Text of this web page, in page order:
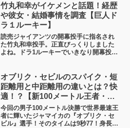
が公式記録にならないのでしょうか？こ
の清水空跳選手の記録についてと、お名
前の由来について調べてみました。
竹丸和幸がイケメンと話題！経歴
や彼女・結婚事情を調査【巨人ド
ラ１ルーキー】
読売ジャイアンツの開幕投手に指名され
た竹丸和幸投手。正直びっくりしました
よね。ドラ1ルーキーでいきなり開幕投
和幸投手について、経歴やイケメンだけ
ど恋愛事情はどうなの？について、ちょ
っと人間味を感じる目線で深掘りしてい
きます。
オブリク・セビルのスパイク・短
距離用と中距離用の違いとは？快
適！？【新100メートル王者・世
界陸上2025】
今回の男子100メートル決勝で世界最速王
者に輝いたジャマイカの『オブリク・セ
ビル』選手！そのタイムは9秒77！身長